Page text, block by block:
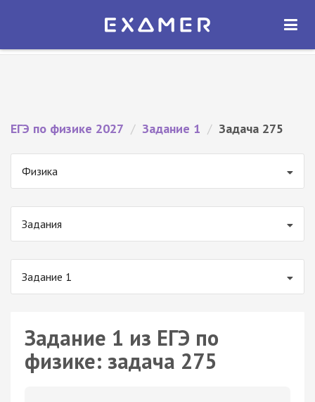
Экзамер — ЕГЭ 2027
ОТКРЫТЬ
ЕГЭ по физике 2027 / Задание 1 / Задача 275
Физика
Задания
Задание 1
Задание 1 из ЕГЭ по
физике: задача 275